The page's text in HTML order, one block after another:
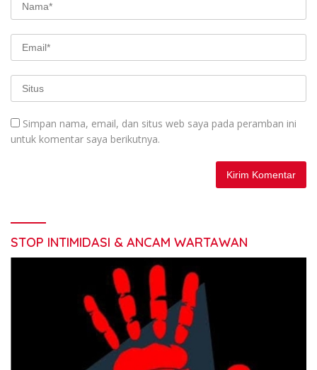
Simpan nama, email, dan situs web saya pada peramban ini
untuk komentar saya berikutnya.
STOP INTIMIDASI & ANCAM WARTAWAN